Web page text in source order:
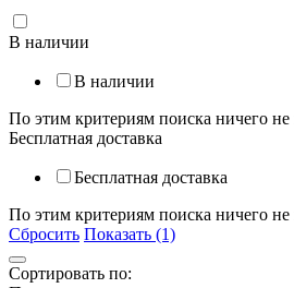
В наличии
В наличии
По этим критериям поиска ничего не
Бесплатная доставка
Бесплатная доставка
По этим критериям поиска ничего не
Сбросить Показать (1)
Сортировать по: